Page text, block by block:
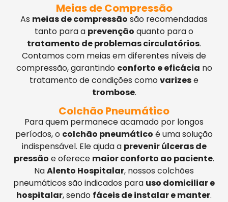
Meias de Compressão
As meias de compressão são recomendadas
tanto para a prevenção quanto para o
tratamento de problemas circulatórios.
Contamos com meias em diferentes níveis de
compressão, garantindo conforto e eficácia no
tratamento de condições comovarizese
trombose.
Colchão Pneumático
Para quem permanece acamado por longos
períodos, o colchão pneumático é uma solução
indispensável. Ele ajuda a prevenir úlceras de
pressão e oferece maior conforto ao paciente.
NaAlento Hospitalar, nossos colchões
pneumáticos são indicados para uso domiciliar e
hospitalar, sendo fáceis de instalar e manter.